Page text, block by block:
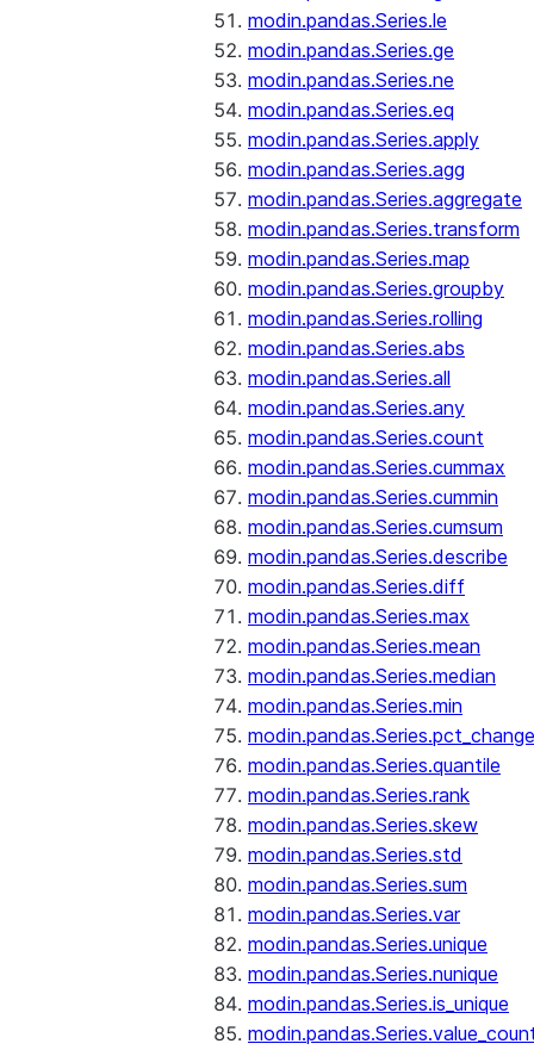
modin.pandas.Series.le
modin.pandas.Series.ge
modin.pandas.Series.ne
modin.pandas.Series.eq
modin.pandas.Series.apply
modin.pandas.Series.agg
modin.pandas.Series.aggregate
modin.pandas.Series.transform
modin.pandas.Series.map
modin.pandas.Series.groupby
modin.pandas.Series.rolling
modin.pandas.Series.abs
modin.pandas.Series.all
modin.pandas.Series.any
modin.pandas.Series.count
modin.pandas.Series.cummax
modin.pandas.Series.cummin
modin.pandas.Series.cumsum
modin.pandas.Series.describe
modin.pandas.Series.diff
modin.pandas.Series.max
modin.pandas.Series.mean
modin.pandas.Series.median
modin.pandas.Series.min
modin.pandas.Series.pct_change
modin.pandas.Series.quantile
modin.pandas.Series.rank
modin.pandas.Series.skew
modin.pandas.Series.std
modin.pandas.Series.sum
modin.pandas.Series.var
modin.pandas.Series.unique
modin.pandas.Series.nunique
modin.pandas.Series.is_unique